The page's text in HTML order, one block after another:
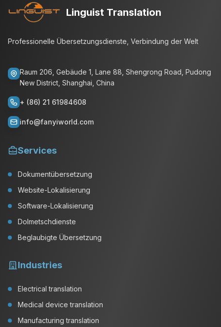
Linguist Translation
Professionelle Übersetzungsdienste, Verbindung der Welt
Raum 206, Gebäude 1, Lane 88, Shengrong Road, Pudong
New District, Shanghai, China
+ (86) 21 61984608
info@fanyiworld.com
Services
Dokumentübersetzung
Website-Lokalisierung
Software-Lokalisierung
Dolmetschdienste
Beglaubigte Übersetzung
Industries
Electrical translation
Medical device translation
Manufacturing translation